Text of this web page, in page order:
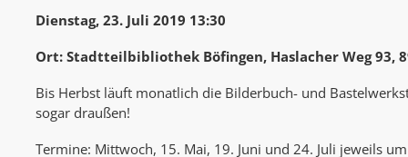
Dienstag, 23. Juli 2019 13:30
Ort: Stadtteilbibliothek Böfingen, Haslacher Weg 93,
Bis Herbst läuft monatlich die Bilderbuch- und
sogar draußen!
Termine: Mittwoch, 15. Mai, 19. Juni und 24. Juli jeweils